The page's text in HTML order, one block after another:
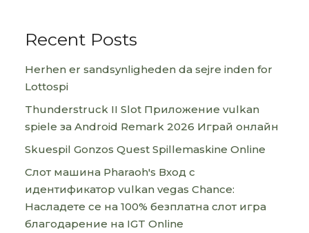
Recent Posts
Herhen er sandsynligheden da sejre inden for
Lottospi
Thunderstruck II Slot Приложение vulkan
spiele за Android Remark 2026 Играй онлайн
Skuespil Gonzos Quest Spillemaskine Online
Слот машина Pharaoh's Вход с
идентификатор vulkan vegas Chance:
Насладете се на 100% безплатна слот игра
благодарение на IGT Online